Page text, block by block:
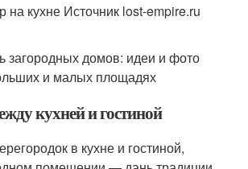
на кухне Источник lost-empire.ru
загородных домов: идеи и фото
и малых площадях
кухней и гостиной
в кухне и гостиной,